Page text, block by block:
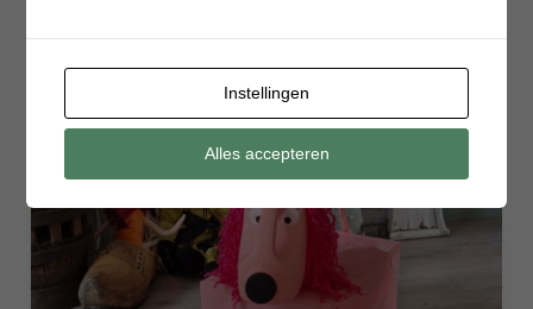
Instellingen
Alles accepteren